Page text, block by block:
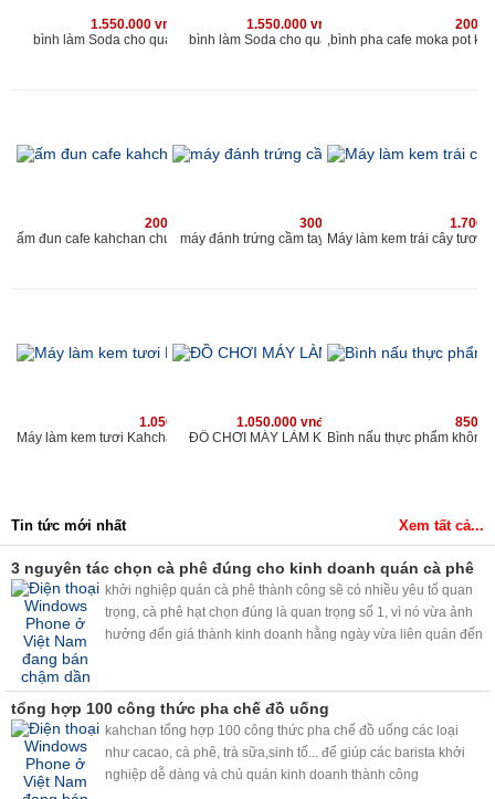
1.550.000 vnđ
bình làm Soda cho quán kahchan
1.550.000 vnđ
bình làm Soda cho quán kahchan
200.000 vnđ
ấm đun cafe kahchan chuyên dùng cho quán cafe và nhà hàng
300.000 vnđ
máy đánh trứng cầm tay chuyên dùng cho quán cafe
1.050.000 vnđ
Máy làm kem tươi Kahchan KEM2173, (xanh)-muốn ăn thì làm, ngay làm ngay có
1.050.000 vnđ
ĐỒ CHƠI MÁY LÀM KEM MINI
Tin tức mới nhất Xem tất cả...
3 nguyên tác chọn cà phê đúng cho kinh doanh quán cà phê
khởi nghiệp quán cà phê thành công sẽ có nhiều yêu tố quan
trọng, cà phê hạt chọn đúng là quan trọng số 1, vì nó vừa ảnh
hưởng đến giá thành kinh doanh hằng ngày vừa liên quán đến
tổng hợp 100 công thức pha chế đồ uống
kahchan tổng hợp 100 công thức pha chế đồ uống các loại
như cacao, cà phê, trà sữa,sinh tố... để giúp các barista khởi
nghiệp dễ dàng và chủ quán kinh doanh thành công